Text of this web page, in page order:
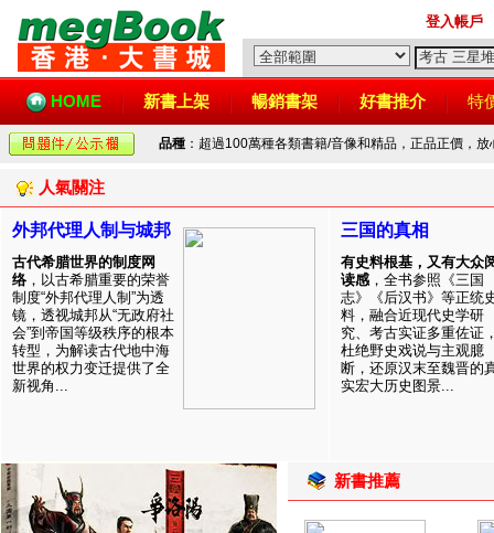
登入帳戶
HOME 新書上架 暢銷書架 好書推介 特
品種 ：超過100萬種各類書籍/音像和精品，正品正價，
人氣關注
外邦代理人制与城邦
古代希腊世界的制度网
络 ，以古希腊重要的荣誉
制度“外邦代理人制”为透
镜，透视城邦从“无政府社
会”到帝国等级秩序的根本
转型，为解读古代地中海
世界的权力变迁提供了全
新视角...
三国的真相
有史料根基，又有大众
读感 ，全书参照《三国
志》《后汉书》等正统
料，融合近现代史学研
究、考古实证多重佐证
杜绝野史戏说与主观臆
断，还原汉末至魏晋的
实宏大历史图景...
新書推薦